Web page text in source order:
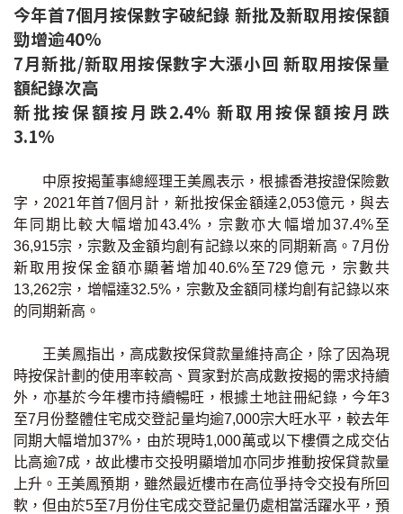
若因錯漏而引致任何不便或損失，中原按揭概不負責。
本網站採用無障礙網頁設計，如有任何問題，可查詢：
2889 2886 / cmb@mail.centanet.com
中原地產 | 網上搵樓 |
中原工商舖
© 2026 中原按揭經紀有限公司 Centaline Mortgage Broker Limited 版權所有
條款及細則
私隱政策聲明
今年首7個月按保數字破紀錄 新批及新取用按保額
勁增逾40%
7月新批/新取用按保數字大漲小回 新取用按保量
額紀錄次高
新批按保額按月跌2.4% 新取用按保額按月跌
3.1%
中原按揭董事總經理王美鳳表示，根據香港按證保險數
字，2021年首7個月計，新批按保金額達2,053億元，與去
年同期比較大幅增加43.4%，宗數亦大幅增加37.4%至
36,915宗，宗數及金額均創有記錄以來的同期新高。7月份
新取用按保金額亦顯著增加40.6%至729億元，宗數共
13,262宗，增幅達32.5%，宗數及金額同樣均創有記錄以來
的同期新高。
王美鳳指出，高成數按保貸款量維持高企，除了因為現
時按保計劃的使用率較高、買家對於高成數按揭的需求持續
外，亦基於今年樓市持續暢旺，根據土地註冊紀錄，今年3
至7月份整體住宅成交登記量均逾7,000宗大旺水平，較去年
同期大幅增加37%，由於現時1,000萬或以下樓價之成交佔
比高逾7成，故此樓市交投明顯增加亦同步推動按保貸款量
上升。王美鳳預期，雖然最近樓市在高位爭持令交投有所回
軟，但由於5至7月份住宅成交登記量仍處相當活躍水平，預